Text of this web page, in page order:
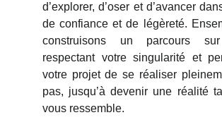
d’explorer, d’oser et d’avancer
de confiance et de légèreté.
construisons un parcours
respectant votre singularité et
votre projet de se réaliser
pas, jusqu’à devenir une réalité
vous ressemble.